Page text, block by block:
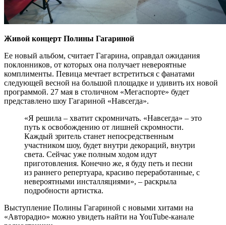
Живой концерт Полины Гагариной
Ее новый альбом, считает Гагарина, оправдал ожидания
поклонников, от которых она получает невероятные
комплименты. Певица мечтает встретиться с фанатами
следующей весной на большой площадке и удивить их новой
программой. 27 мая в столичном «Мегаспорте» будет
представлено шоу Гагариной «Навсегда».
«Я решила – хватит скромничать. «Навсегда» – это
путь к освобождению от лишней скромности.
Каждый зритель станет непосредственным
участником шоу, будет внутри декораций, внутри
света. Сейчас уже полным ходом идут
приготовления. Конечно же, я буду петь и песни
из раннего репертуара, красиво переработанные, с
невероятными инсталляциями», – раскрыла
подробности артистка.
Выступление Полины Гагариной с новыми хитами на
«Авторадио» можно увидеть найти на YouTube-канале